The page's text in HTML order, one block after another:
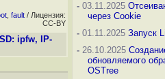
fault / Лицензия:
CC-BY
ipfw, IP-
-03.11.2025
через Cookie
-01.11.2025 Запуск
-26.10.2025
обновляемого
OSTree